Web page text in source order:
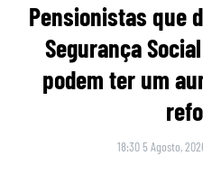
Pensionistas que
Segurança
podem ter um
18:30 5 Agosto,